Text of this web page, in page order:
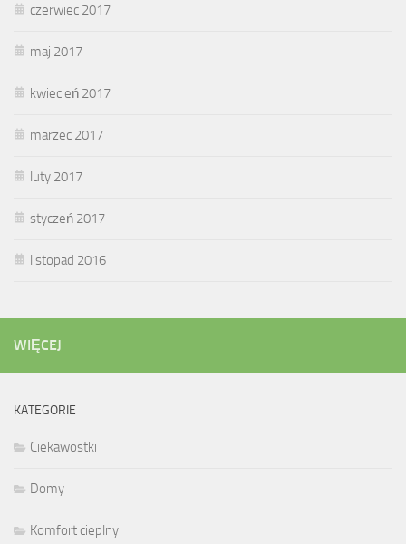
czerwiec 2017
maj 2017
kwiecień 2017
marzec 2017
luty 2017
styczeń 2017
listopad 2016
WIĘCEJ
KATEGORIE
Ciekawostki
Domy
Komfort cieplny